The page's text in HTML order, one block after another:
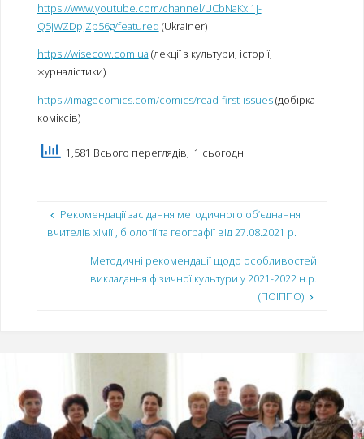
https://www.youtube.com/channel/UCbNaKxi1j-
Q5jWZDpJZp56g/featured (Ukrainer)
https://wisecow.com.ua (лекції з культури, історії,
журналістики)
https://imagecomics.com/comics/read-first-issues(добірка
коміксів)
1,581 Всього переглядів, 1 сьогодні
Рекомендації засідання методичного об’єднання
вчителів хімії , біології та географії від 27.08.2021 р.
Методичні рекомендації щодо особливостей
викладання фізичної культури у 2021-2022 н.р.
(ПОІППО)